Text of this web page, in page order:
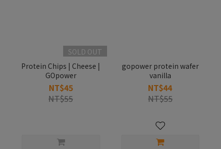
SOLD OUT
Protein Chips | Cheese |
GOpower
NT$45
NT$55
gopower protein wafer
vanilla
NT$44
NT$55